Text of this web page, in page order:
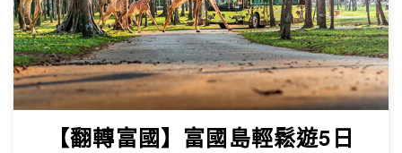
【翻轉富國】富國島輕鬆遊5日